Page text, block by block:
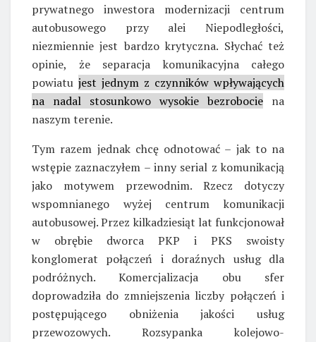
prywatnego inwestora modernizacji centrum
autobusowego przy alei Niepodległości,
niezmiennie jest bardzo krytyczna. Słychać też
opinie, że separacja komunikacyjna całego
powiatu jest jednym z czynników wpływających
na nadal stosunkowo wysokie bezrobocie na
naszym terenie.
Tym razem jednak chcę odnotować – jak to na
wstępie zaznaczyłem – inny serial z komunikacją
jako motywem przewodnim. Rzecz dotyczy
wspomnianego wyżej centrum komunikacji
autobusowej. Przez kilkadziesiąt lat funkcjonował
w obrębie dworca PKP i PKS swoisty
konglomerat połączeń i doraźnych usług dla
podróżnych. Komercjalizacja obu sfer
doprowadziła do zmniejszenia liczby połączeń i
postępującego obniżenia jakości usług
przewozowych. Rozsypanka kolejowo-